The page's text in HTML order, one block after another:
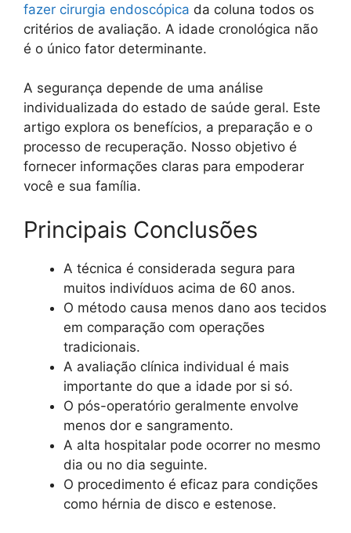
fazer cirurgia endoscópica da coluna todos os
critérios de avaliação. A idade cronológica não
é o único fator determinante.
A segurança depende de uma análise
individualizada do estado de saúde geral. Este
artigo explora os benefícios, a preparação e o
processo de recuperação. Nosso objetivo é
fornecer informações claras para empoderar
você e sua família.
Principais Conclusões
A técnica é considerada segura para
muitos indivíduos acima de 60 anos.
O método causa menos dano aos tecidos
em comparação com operações
tradicionais.
A avaliação clínica individual é mais
importante do que a idade por si só.
O pós-operatório geralmente envolve
menos dor e sangramento.
A alta hospitalar pode ocorrer no mesmo
dia ou no dia seguinte.
O procedimento é eficaz para condições
como hérnia de disco e estenose.